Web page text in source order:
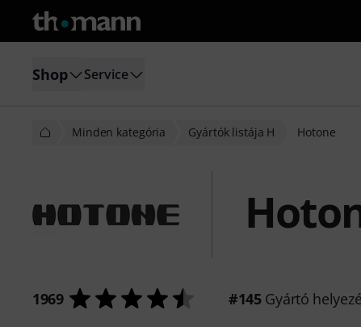
Shop Service
Minden kategória Gyártók listája H Hotone
1969 #145Gyártó